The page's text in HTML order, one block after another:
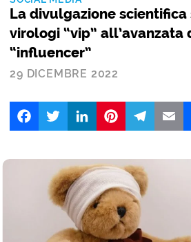
La divulgazione scientifica
virologi “vip” all’avanzata
“influencer”
29 DICEMBRE 2022
FacebookTwitter LinkedIn